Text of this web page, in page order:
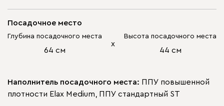
Посадочное место
Глубина посадочного места
64 см
х
Высота посадочного места
44 см
Наполнитель посадочного места: ППУ повышенной
плотности Elax Medium, ППУ стандартный ST